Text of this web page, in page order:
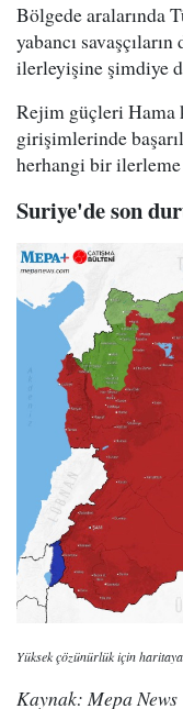
Bölgede aralarında
yabancı
ilerleyişine şimdiye
Rejim güçleri Hama
girişimlerinde
herhangi bir
Suriye'de son
Yüksek çözünürlük için haritaya
Kaynak: Mepa News